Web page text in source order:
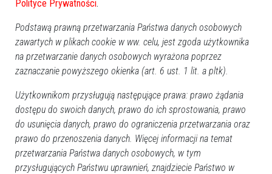
Zobacz również
Polityce Prywatności.
Podstawą prawną przetwarzania Państwa danych osobowych
zawartych w plikach cookie w ww. celu, jest zgoda użytkownika
na przetwarzanie danych osobowych wyrażona poprzez
zaznaczanie powyższego okienka (art. 6 ust. 1 lit. a pltk).
Użytkownikom przysługują następujące prawa: prawo żądania
dostępu do swoich danych, prawo do ich sprostowania, prawo
do usunięcia danych, prawo do ograniczenia przetwarzania oraz
prawo do przenoszenia danych. Więcej informacji na temat
przetwarzania Państwa danych osobowych, w tym
przysługujących Państwu uprawnień, znajdziecie Państwo w